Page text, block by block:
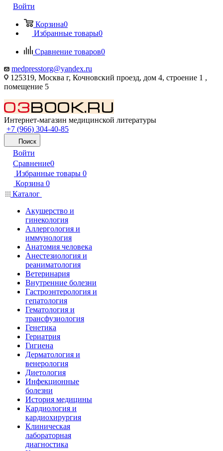
Войти
Корзина0
Избранные товары0
Сравнение товаров0
medpresstorg@yandex.ru
125319, Москва г, Кочновский проезд, дом 4, строение 1 ,
помещение 5
Интернет-магазин медицинской литературы
+7 (966) 304-40-85
Поиск
Войти
Сравнение0
Избранные товары 0
Корзина 0
Каталог
Акушерство и
гинекология
Аллергология и
иммунология
Анатомия человека
Анестезиология и
реаниматология
Ветеринария
Внутренние болезни
Гастроэнтерология и
гепатология
Гематология и
трансфузиология
Генетика
Гериатрия
Гигиена
Дерматология и
венерология
Диетология
Инфекционные
болезни
История медицины
Кардиология и
кардиохирургия
Клиническая
лабораторная
диагностика